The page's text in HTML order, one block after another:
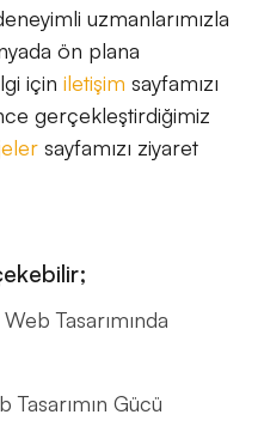
uzmanlarımızla
ön plana
için iletişim sayfamızı
gerçekleştirdiğimiz
sayfamızı ziyaret
Tasarımında
Tasarımın Gücü